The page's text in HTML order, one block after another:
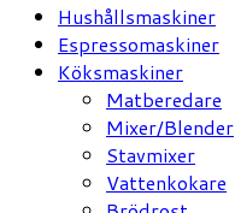
Hushållsmaskiner
Espressomaskiner
Köksmaskiner
Matberedare
Mixer/Blender
Stavmixer
Vattenkokare